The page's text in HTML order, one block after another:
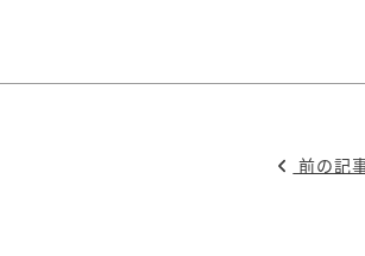
前の記